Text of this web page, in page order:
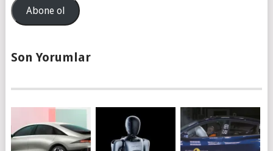
AdresiAbone ol
Son Yorumlar